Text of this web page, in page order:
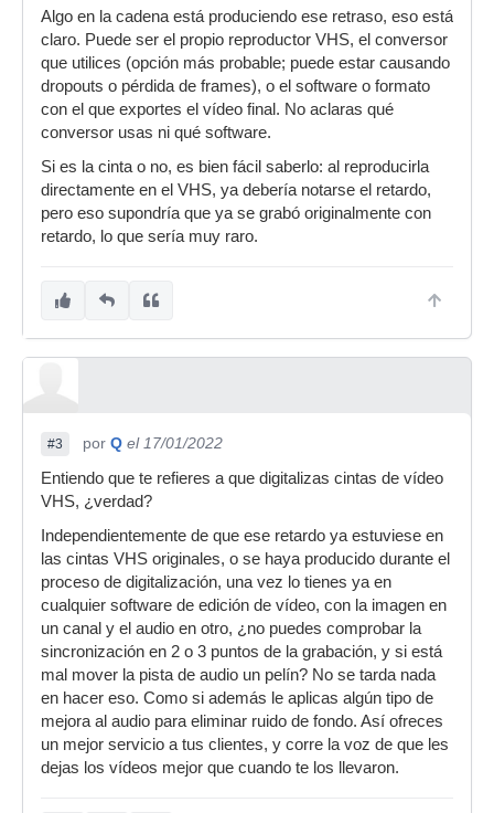
Algo en la cadena está produciendo ese retraso, eso está
claro. Puede ser el propio reproductor VHS, el conversor
que utilices (opción más probable; puede estar causando
dropouts o pérdida de frames), o el software o formato
con el que exportes el vídeo final. No aclaras qué
conversor usas ni qué software.
Si es la cinta o no, es bien fácil saberlo: al reproducirla
directamente en el VHS, ya debería notarse el retardo,
pero eso supondría que ya se grabó originalmente con
retardo, lo que sería muy raro.
#3 por Q el 17/01/2022
Entiendo que te refieres a que digitalizas cintas de vídeo
VHS, ¿verdad?
Independientemente de que ese retardo ya estuviese en
las cintas VHS originales, o se haya producido durante el
proceso de digitalización, una vez lo tienes ya en
cualquier software de edición de vídeo, con la imagen en
un canal y el audio en otro, ¿no puedes comprobar la
sincronización en 2 o 3 puntos de la grabación, y si está
mal mover la pista de audio un pelín? No se tarda nada
en hacer eso. Como si además le aplicas algún tipo de
mejora al audio para eliminar ruido de fondo. Así ofreces
un mejor servicio a tus clientes, y corre la voz de que les
dejas los vídeos mejor que cuando te los llevaron.